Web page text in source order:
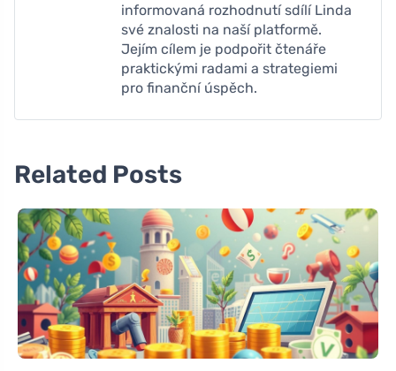
informovaná rozhodnutí sdílí Linda
své znalosti na naší platformě.
Jejím cílem je podpořit čtenáře
praktickými radami a strategiemi
pro finanční úspěch.
Related Posts